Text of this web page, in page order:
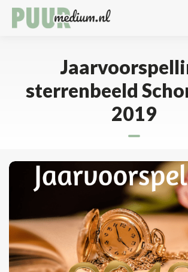
sterrenbeeld
2019